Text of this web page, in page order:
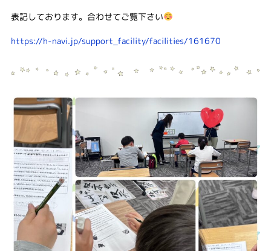
表記しております。合わせてご覧下さい
https://h-navi.jp/support_facility/facilities/161670